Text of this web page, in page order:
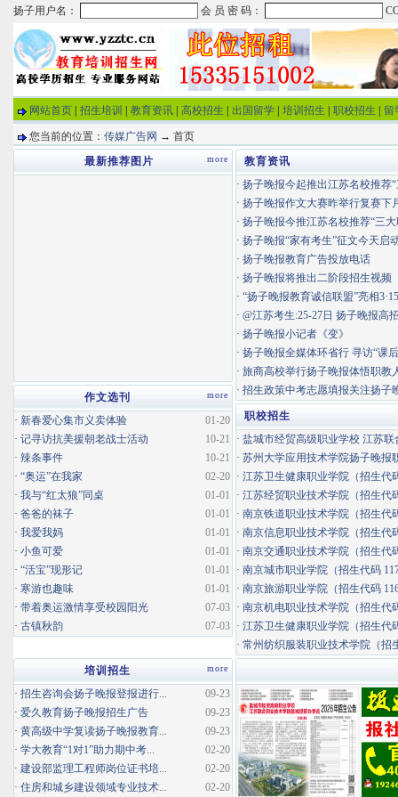
网站首页 招生培训 教育资讯 高校招生 出国留学 培训招生 职校招生 留
您当前的位置： 传媒广告网 → 首页
教育资讯
· 扬子晚报今起推出江苏名校推荐“
· 扬子晚报作文大赛昨举行复赛下
· 扬子晚报今推江苏名校推荐“三大
· 扬子晚报“家有考生”征文今天启
· 扬子晚报教育广告投放电话
· 扬子晚报将推出二阶段招生视频
· “扬子晚报教育诚信联盟”亮相3·15
· @江苏考生:25-27日 扬子晚报高
· 扬子晚报小记者《变》
· 扬子晚报全媒体环省行 寻访“课
· 旅商高校举行扬子晚报体悟职教
· 招生政策中考志愿填报关注扬子
职校招生
· 盐城市经贸高级职业学校 江苏联
· 苏州大学应用技术学院扬子晚报
· 江苏卫生健康职业学院（招生代
· 江苏经贸职业技术学院（招生代
· 南京铁道职业技术学院（招生代
· 南京信息职业技术学院（招生代
· 南京交通职业技术学院（招生代
· 南京城市职业学院（招生代码
· 南京旅游职业学院（招生代码
· 南京机电职业技术学院（招生代
· 江苏卫生健康职业学院（招生代
· 常州纺织服装职业技术学院（招
more
最新推荐图片
more
作文选刊
01-20
· 新春爱心集市义卖体验
10-21
· 记寻访抗美援朝老战士活动
10-21
· 辣条事件
02-20
· “奥运”在我家
01-01
· 我与“红太狼”同桌
01-01
· 爸爸的袜子
01-01
· 我爱我妈
01-01
· 小鱼可爱
01-01
· “活宝”现形记
01-01
· 寒游也趣味
07-03
· 带着奥运激情享受校园阳光
07-03
· 古镇秋韵
more
培训招生
09-23
· 招生咨询会扬子晚报登报进行...
09-23
· 爱久教育扬子晚报招生广告
09-23
· 黄高级中学复读扬子晚报教育...
02-20
· 学大教育“1对1”助力期中考...
02-20
· 建设部监理工程师岗位证书培...
02-20
· 住房和城乡建设领域专业技术...